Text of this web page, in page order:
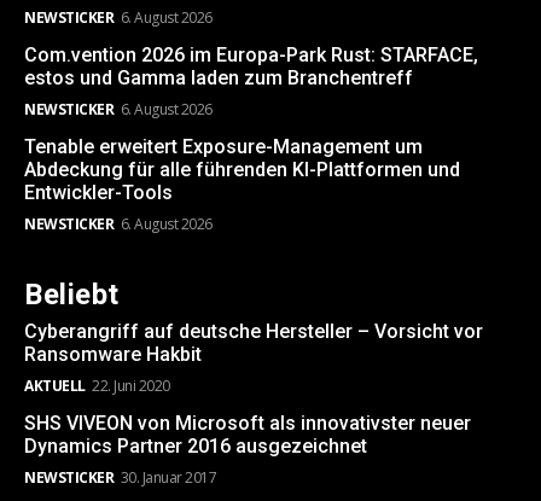
NEWSTICKER 6. August 2026
Com.vention 2026 im Europa-Park Rust: STARFACE,
estos und Gamma laden zum Branchentreff
NEWSTICKER 6. August 2026
Tenable erweitert Exposure-Management um
Abdeckung für alle führenden KI-Plattformen und
Entwickler-Tools
NEWSTICKER 6. August 2026
Beliebt
Cyberangriff auf deutsche Hersteller – Vorsicht vor
Ransomware Hakbit
AKTUELL 22. Juni 2020
SHS VIVEON von Microsoft als innovativster neuer
Dynamics Partner 2016 ausgezeichnet
NEWSTICKER 30. Januar 2017